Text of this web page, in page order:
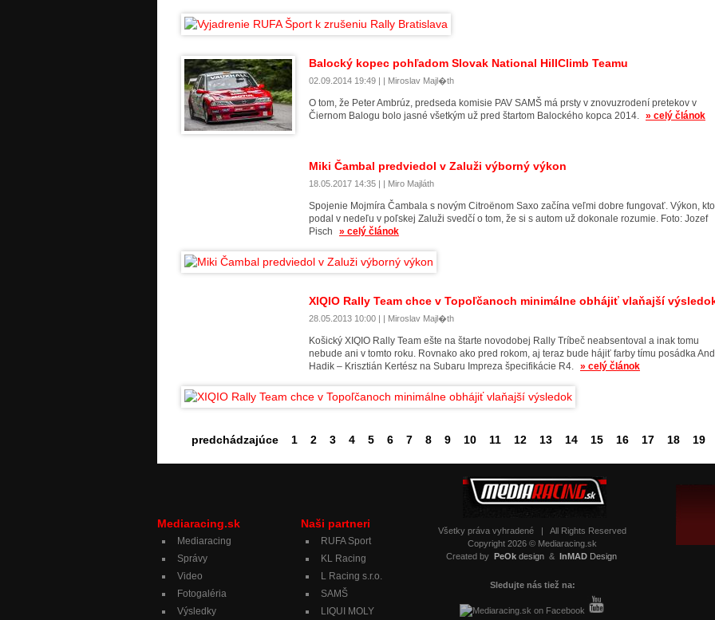
Balocký kopec pohľadom Slovak National HillClimb Teamu
02.09.2014 19:49 | | Miroslav Majl�th
O tom, že Peter Ambrúz, predseda komisie PAV SAMŠ má prsty v znovuzrodení pretekov v
Čiernom Balogu bolo jasné všetkým už pred štartom Balockého kopca 2014. » celý článok
Miki Čambal predviedol v Zaluži výborný výkon
18.05.2017 14:35 | | Miro Majláth
Spojenie Mojmíra Čambala s novým Citroënom Saxo začína veľmi dobre fungovať. Výkon,
podal v nedeľu v poľskej Zaluži svedčí o tom, že si s autom už dokonale rozumie. Foto: Jozef
Pisch
» celý článok
XIQIO Rally Team chce v Topoľčanoch minimálne obhájiť vlaňajší
28.05.2013 10:00 | | Miroslav Majl�th
Košický XIQIO Rally Team ešte na štarte novodobej Rally Tríbeč neabsentoval a inak tomu
nebude ani v tomto roku. Rovnako ako pred rokom, aj teraz bude hájiť farby tímu posádka
Hadik – Krisztián Kertész na Subaru Impreza špecifikácie R4. » celý článok
predchádzajúce 1 2 3 4 5 6 7 8 9 10 11 12 13 14 15 16 17 18 19
Mediaracing.sk
Mediaracing
Správy
Video
Fotogaléria
Výsledky
Všetky práva vyhradené |
All Rights Reserved
Copyright 2026 © Mediaracing.sk
Created by PeOkdesign & InMADDesign
Sledujte nás tiež na:
Naši partneri
RUFA Sport
KL Racing
L Racing s.r.o.
SAMŠ
LIQUI MOLY